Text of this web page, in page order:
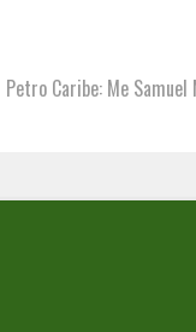
Petro Caribe: Me